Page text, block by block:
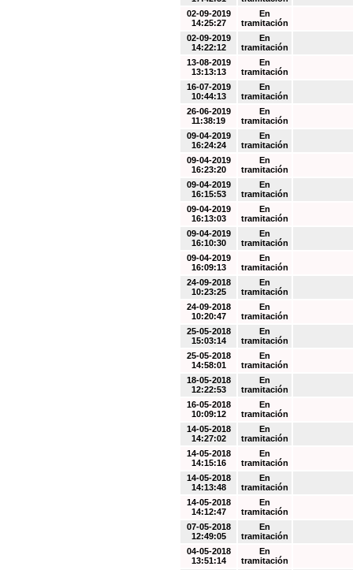
02-09-2019
14:25:27
En
tramitación
02-09-2019
14:22:12
En
tramitación
13-08-2019
13:13:13
En
tramitación
16-07-2019
10:44:13
En
tramitación
26-06-2019
11:38:19
En
tramitación
09-04-2019
16:24:24
En
tramitación
09-04-2019
16:23:20
En
tramitación
09-04-2019
16:15:53
En
tramitación
09-04-2019
16:13:03
En
tramitación
09-04-2019
16:10:30
En
tramitación
09-04-2019
16:09:13
En
tramitación
24-09-2018
10:23:25
En
tramitación
24-09-2018
10:20:47
En
tramitación
25-05-2018
15:03:14
En
tramitación
25-05-2018
14:58:01
En
tramitación
18-05-2018
12:22:53
En
tramitación
16-05-2018
10:09:12
En
tramitación
14-05-2018
14:27:02
En
tramitación
14-05-2018
14:15:16
En
tramitación
14-05-2018
14:13:48
En
tramitación
14-05-2018
14:12:47
En
tramitación
07-05-2018
12:49:05
En
tramitación
04-05-2018
13:51:14
En
tramitación